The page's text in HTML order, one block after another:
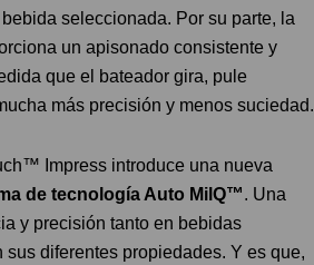
seleccionada. Por su parte, la
un apisonado consistente y
que el bateador gira, pule
más precisión y menos suciedad.
Impress introduce una nueva
de tecnología Auto MilQ™. Una
y precisión tanto en bebidas
diferentes propiedades. Y es que,